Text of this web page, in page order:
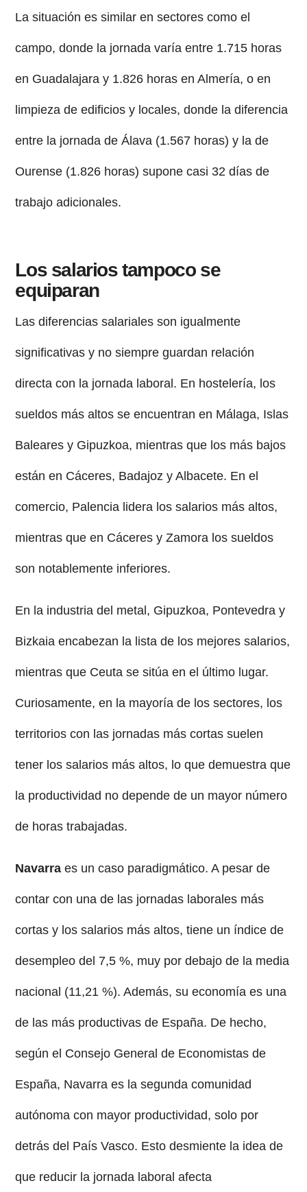
La situación es similar en sectores como el
campo, donde la jornada varía entre 1.715 horas
en Guadalajara y 1.826 horas en Almería, o en
limpieza de edificios y locales, donde la diferencia
entre la jornada de Álava (1.567 horas) y la de
Ourense (1.826 horas) supone casi 32 días de
trabajo adicionales.
Los salarios tampoco se
equiparan
Las diferencias salariales son igualmente
significativas y no siempre guardan relación
directa con la jornada laboral. En hostelería, los
sueldos más altos se encuentran en Málaga, Islas
Baleares y Gipuzkoa, mientras que los más bajos
están en Cáceres, Badajoz y Albacete. En el
comercio, Palencia lidera los salarios más altos,
mientras que en Cáceres y Zamora los sueldos
son notablemente inferiores.
En la industria del metal, Gipuzkoa, Pontevedra y
Bizkaia encabezan la lista de los mejores salarios,
mientras que Ceuta se sitúa en el último lugar.
Curiosamente, en la mayoría de los sectores, los
territorios con las jornadas más cortas suelen
tener los salarios más altos, lo que demuestra que
la productividad no depende de un mayor número
de horas trabajadas.
Navarraes un caso paradigmático. A pesar de
contar con una de las jornadas laborales más
cortas y los salarios más altos, tiene un índice de
desempleo del 7,5 %, muy por debajo de la media
nacional (11,21 %). Además, su economía es una
de las más productivas de España. De hecho,
según el Consejo General de Economistas de
España, Navarra es la segunda comunidad
autónoma con mayor productividad, solo por
detrás del País Vasco. Esto desmiente la idea de
que reducir la jornada laboral afecta